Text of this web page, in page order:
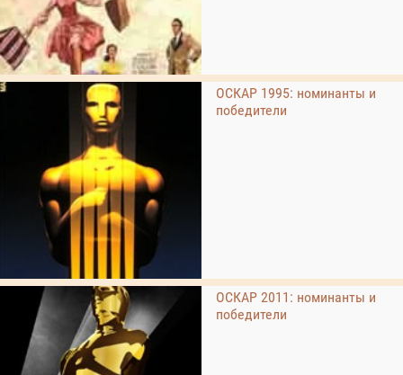
ОСКАР 1995: номинанты и
победители
ОСКАР 2011: номинанты и
победители